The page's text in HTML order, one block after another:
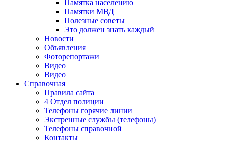
Памятка населению
Памятки МВД
Полезные советы
Это должен знать каждый
Новости
Объявления
Фоторепортажи
Видео
Видео
Справочная
Правила сайта
4 Отдел полиции
Телефоны горячие линии
Экстренные службы (телефоны)
Телефоны справочной
Контакты